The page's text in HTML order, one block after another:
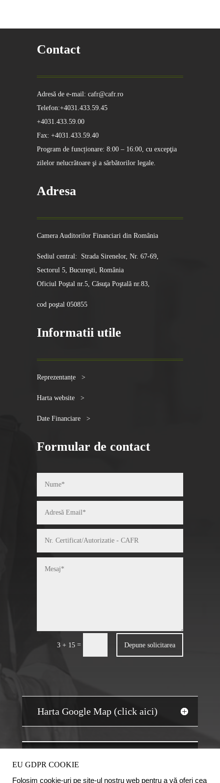
Contact
Adresă de e-mail: cafr@cafr.ro
Telefon:+4031.433.59.45
+4031.433.59.00
Fax: +4031.433.59.40
Program de funcționare: 8:00 – 16:00, cu excepţia
zilelor nelucrătoare şi a sărbătorilor legale.
Adresa
Camera Auditorilor Financiari din România
Sediul central: Strada Sirenelor, Nr. 67-69,
Sectorul 5, Bucureşti, România
Oficiul Poştal nr.5, Căsuţa Poştală nr.83,
cod poştal 050855
Informatii utile
Reprezentanțe >
Harta website >
Date Financiare >
Formular de contact
3 + 15 = Depune solicitarea
Harta Google Map (click aici)
EU GDPR COOKIE
Folosim cookie-uri pe site-ul nostru web pentru a vă oferi cea